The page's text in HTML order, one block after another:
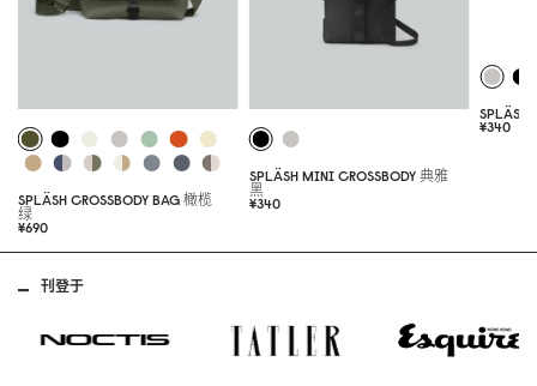
SPLÄSH CROSSBODY BAG 橄榄
绿
¥690
SPLÄSH MINI CROSSBODY 典雅
黑
¥340
SPLÄSH
¥340
刊登于